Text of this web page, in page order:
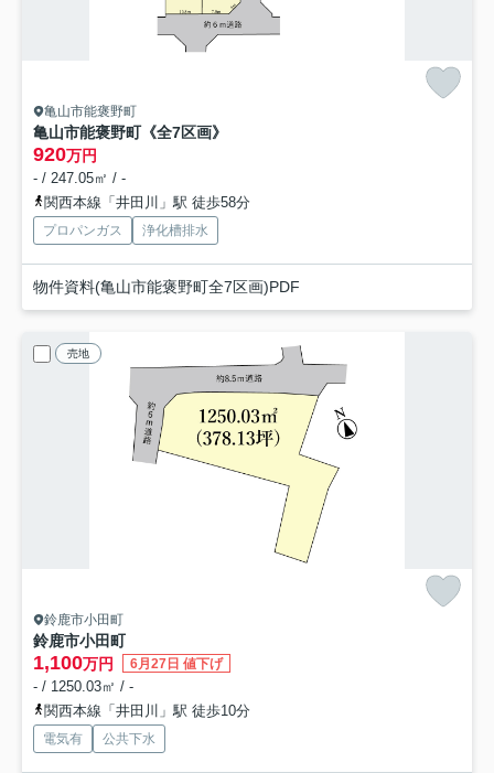
亀山市能褒野町
亀山市能褒野町《全7区画》
920万円
- / 247.05㎡ / -
関西本線「井田川」駅 徒歩58分
プロパンガス 浄化槽排水
物件資料(亀山市能褒野町全7区画)PDF
売地
鈴鹿市小田町
鈴鹿市小田町
1,100万円 6月27日 値下げ
- / 1250.03㎡ / -
関西本線「井田川」駅 徒歩10分
電気有 公共下水